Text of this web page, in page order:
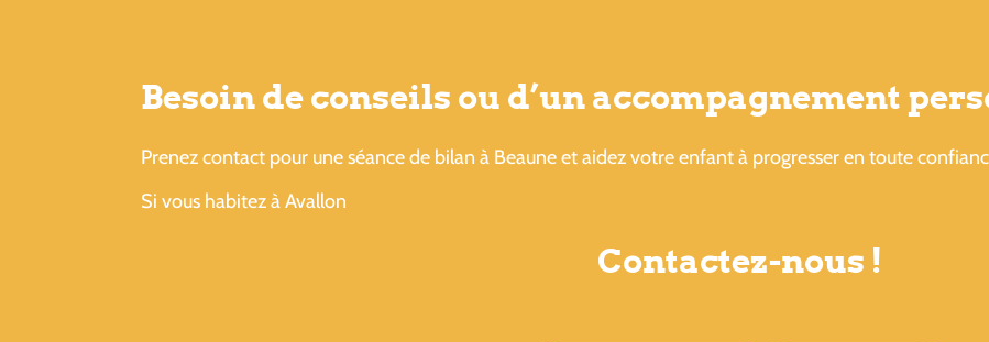
Besoin de conseils ou d’un accompagnement
Prenez contact pour une séance de bilan à Beaune et aidez votre enfant à progresser en toute
Si vous habitez à Avallon
Contactez-nous !